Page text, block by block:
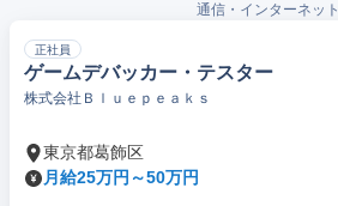
通信・インターネット
正社員
ゲームデバッカー・テスター
株式会社Ｂｌｕｅｐｅａｋｓ
東京都葛飾区
月給25万円～50万円